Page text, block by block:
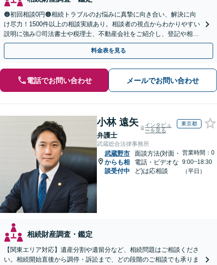
🟠初回相談0円🟠相続トラブルのお悩みに真摯に向き合い、解決に向
け尽力！1500件以上の相談実績あり。相談者の視点からわかりやすい
説明に強み◎司法書士や税理士、不動産会社をご紹介し、登記や相続
税の申告までワンストップで対応【夜間相談可】
料金表を見る
電話でお問い合わせ メールでお問い合わせ
小林 遠矢
弁護士
インタビュ
ーを見る
東京都
武蔵総合法律事務所
武蔵野市
からも相
談受付中
面談方法(対面・
電話・ビデオな
ど)は応相談
営業時間：0
9:00~18:30
（平日）
相続財産調査・鑑定
【関東エリア対応】遺産分割や遺留分など、相続問題はご相談くださ
い。相続開始直後から調停・訴訟まで、どの段階のご相談でも承りま